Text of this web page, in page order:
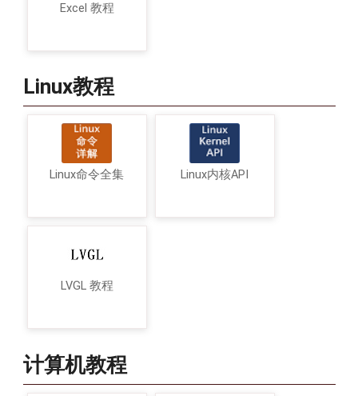
Excel 教程
Linux教程
Linux命令全集 Linux内核API
LVGL 教程
计算机教程